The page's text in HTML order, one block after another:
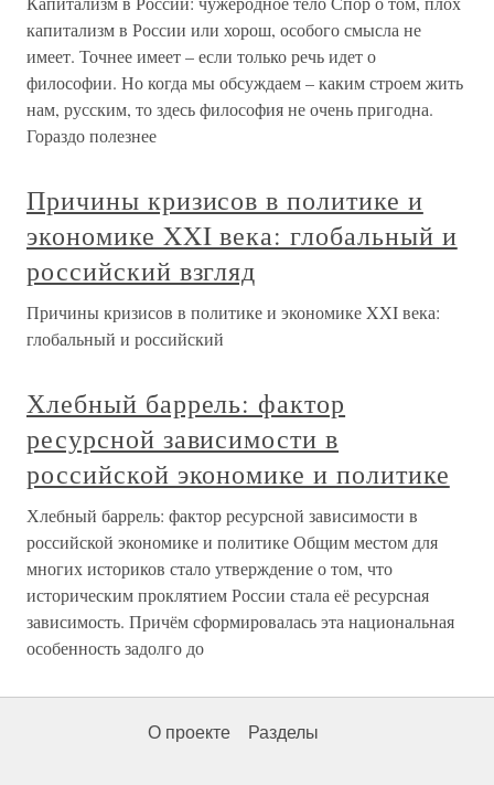
капитализм в России или хорош, особого смысла не
имеет. Точнее имеет – если только речь идет о
философии. Но когда мы обсуждаем – каким строем жить
нам, русским, то здесь философия не очень пригодна.
Гораздо полезнее
Причины кризисов в политике и
экономике XXI века: глобальный и
российский взгляд
Причины кризисов в политике и экономике XXI века:
глобальный и российский
Хлебный баррель: фактор
ресурсной зависимости в
российской экономике и политике
Хлебный баррель: фактор ресурсной зависимости в
российской экономике и политике Общим местом для
многих историков стало утверждение о том, что
историческим проклятием России стала её ресурсная
зависимость. Причём сформировалась эта национальная
особенность задолго до
О проекте Разделы